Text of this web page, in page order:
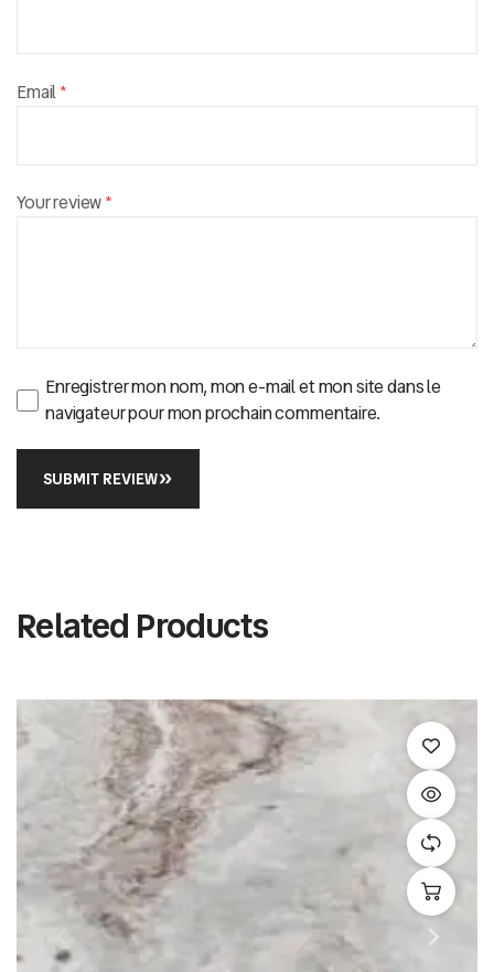
Your review*
Email*
Enregistrer mon nom, mon e-mail et mon site dans le
navigateur pour mon prochain commentaire.
SUBMIT REVIEW
Related Products